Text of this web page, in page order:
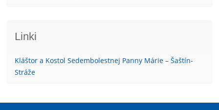
Linki
Kláštor a Kostol Sedembolestnej Panny Márie – Šaštín-
Stráže